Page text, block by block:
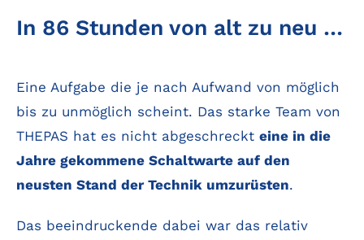
In 86 Stunden von alt zu neu …
Eine Aufgabe die je nach Aufwand von möglich
bis zu unmöglich scheint. Das starke Team von
THEPAS hat es nicht abgeschreckt eine in die
Jahre gekommene Schaltwarte auf den
neusten Stand der Technik umzurüsten.
Das beeindruckende dabei war das relativ